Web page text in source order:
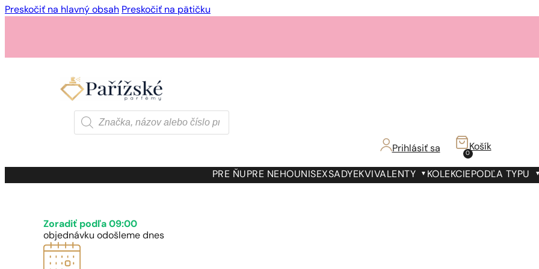
Preskočiť na hlavný obsah Preskočiť na pätičku
Products
search
Prihlásiť sa 0
Košík
PRE ŇU PRE NEHOUNISEXSADY EKVIVALENTY KOLEKCIEPODĽA TYPU
Zoradiť podľa 09:00
objednávku odošleme dnes